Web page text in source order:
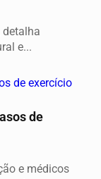
detalha
e...
de
e médicos